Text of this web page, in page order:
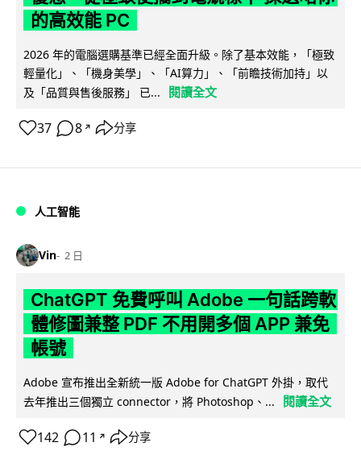
的高效能 PC
2026 年的電腦選購基準已經全面升級。除了基本效能，「極致
輕量化」、「機身美學」、「AI算力」、「前瞻技術加持」以
及「品質與售後服務」 已...
閱讀全文
37 8 ↗ 分享
人工智能
Vin 2 日
ChatGPT 免費呼叫 Adobe 一句話跨軟
體修圖兼整 PDF 不用開多個 APP 兼免
帳號
Adobe 宣布推出全新統一版 Adobe for ChatGPT 外掛，取代
去年推出三個獨立 connector，將 Photoshop、...
閱讀全文
142 11 ↗ 分享